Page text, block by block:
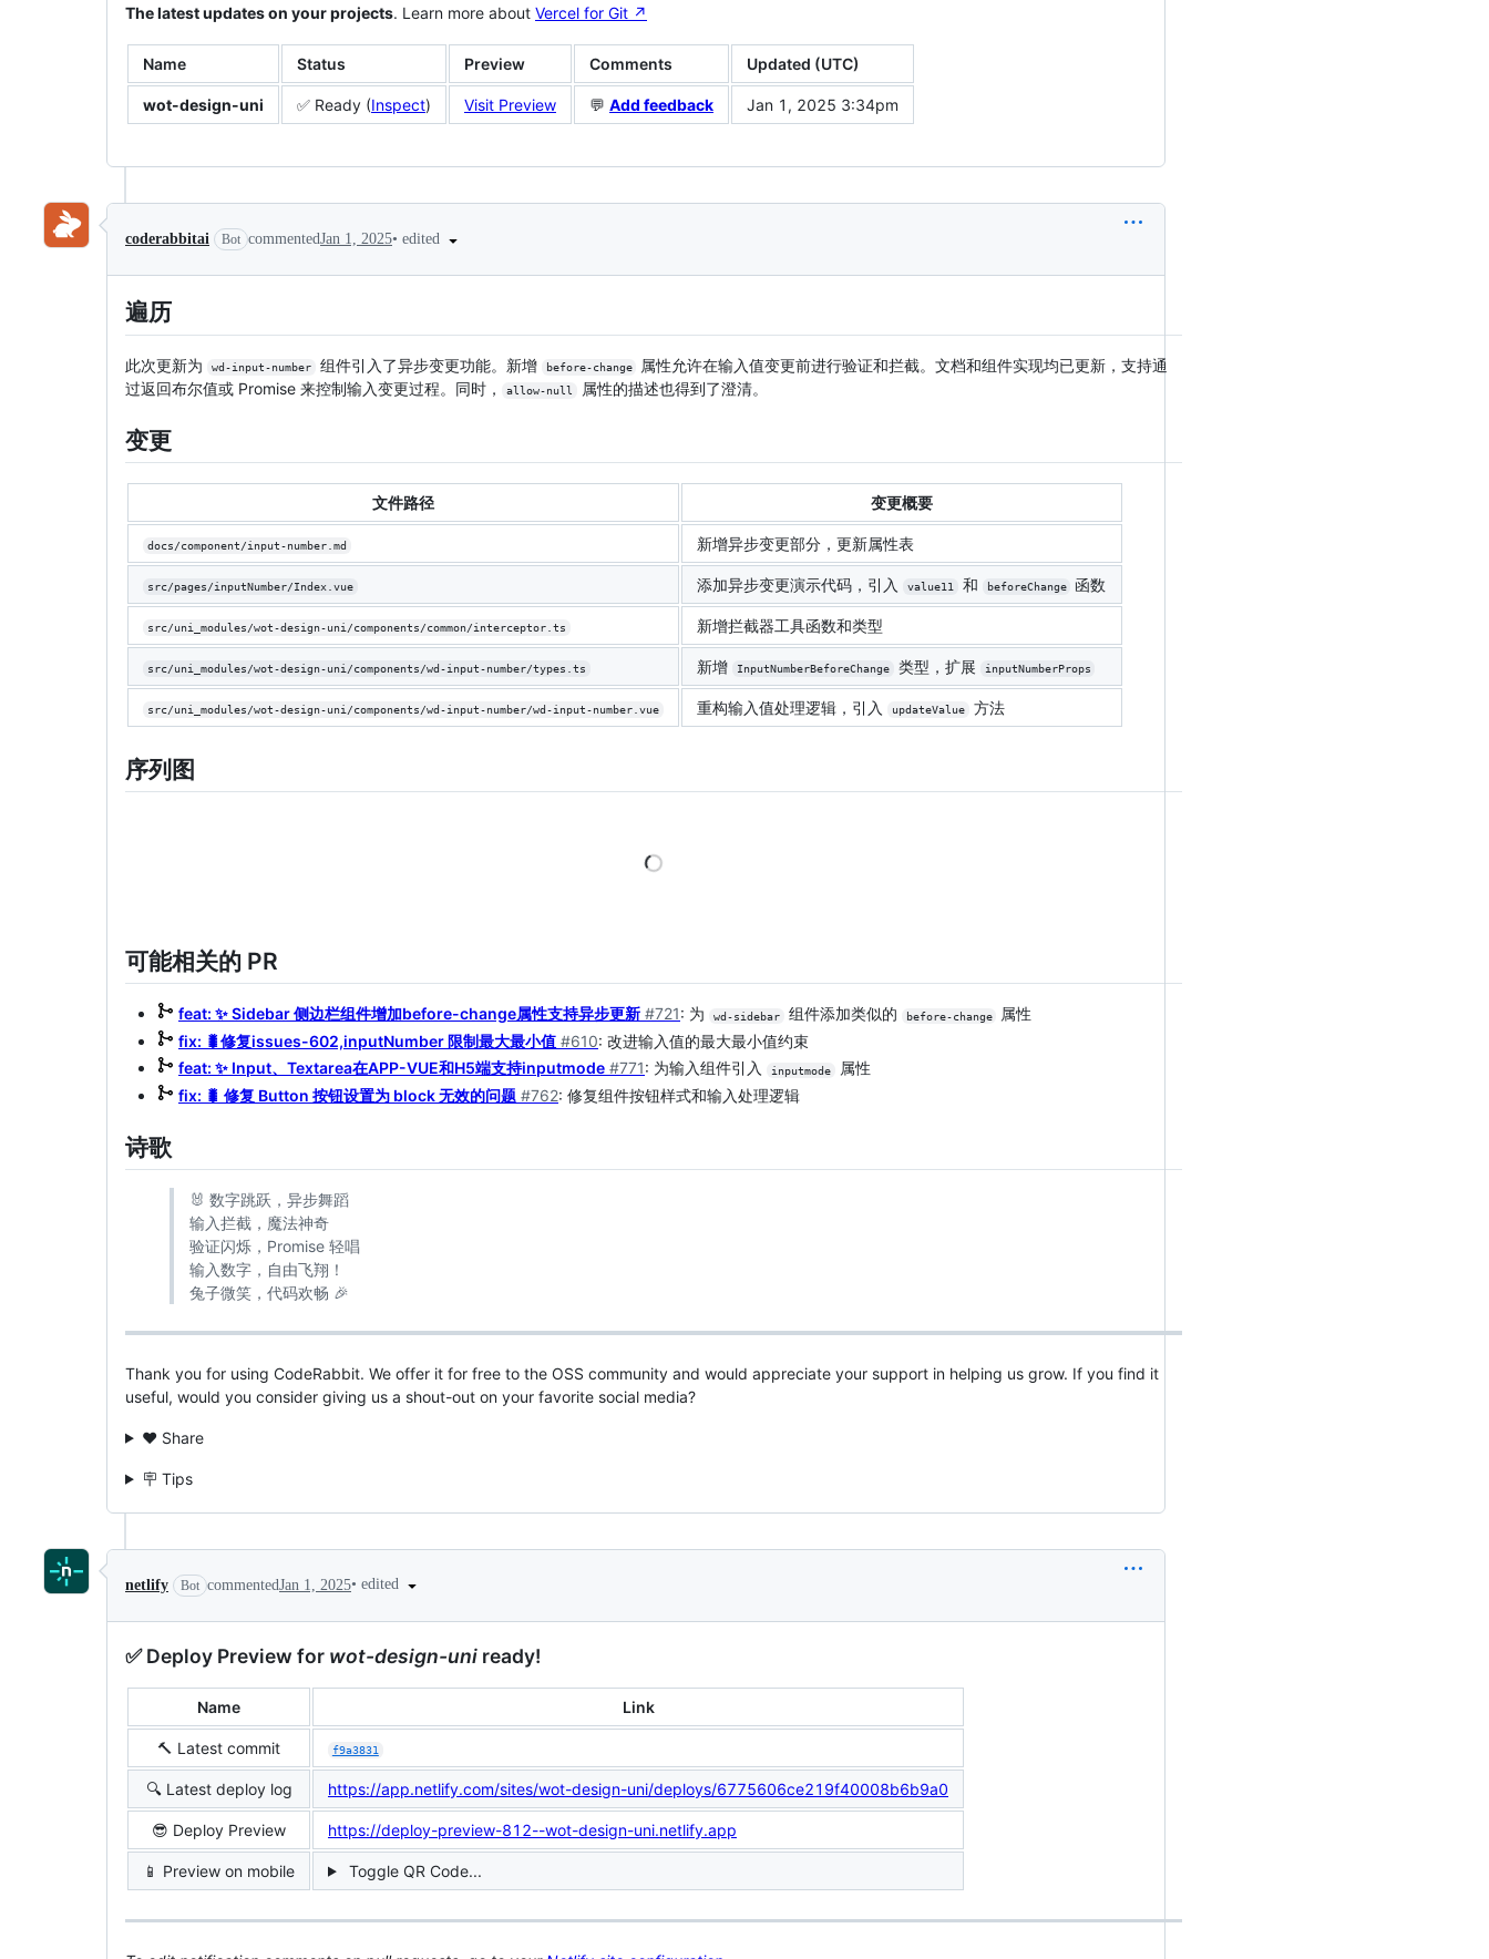
The latest updates on your projects. Learn more about Vercel for Git ↗︎
Name Status Preview Comments Updated (UTC)
wot-design-uni ✅ Ready (Inspect) Visit Preview 💬 Add feedback Jan 1, 2025 3:34pm
coderabbitai Bot commentedJan 1, 2025• edited
遍历
此次更新为 wd-input-number 组件引入了异步变更功能。新增 before-change
属性允许在输入值变更前进行验证和拦截。文档和组件实现均已更新，支持通
过返回布尔值或 Promise 来控制输入变更过程。同时，
allow-null 属性的描述也得到了澄清。
变更
文件路径 变更概要
docs/component/input-number.md 新增异步变更部分，更新属性表
src/pages/inputNumber/Index.vue 添加异步变更演示代码，引入 value11 和 beforeChange 函数
src/uni_modules/wot-design-uni/components/common/interceptor.ts 新增拦截器工具函数和类型
src/uni_modules/wot-design-uni/components/wd-input-number/types.ts 新增 InputNumberBeforeChange 类型，扩展 inputNumberProps
src/uni_modules/wot-design-uni/components/wd-input-number/wd-input-number.vue 重构输入值处理逻辑，引入 updateValue 方法
序列图
可能相关的 PR
feat: ✨ Sidebar 侧边栏组件增加before-change属性支持异步更新 #721: 为 wd-sidebar 组件添加类似的 before-change
属性
fix: 🐛修复issues-602,inputNumber 限制最大最小值 #610: 改进输入值的最大最小值约束
feat: ✨ Input、Textarea在APP-VUE和H5端支持inputmode #771: 为输入组件引入 inputmode
属性
fix: 🐛 修复 Button 按钮设置为 block 无效的问题 #762: 修复组件按钮样式和输入处理逻辑
诗歌
🐰 数字跳跃，异步舞蹈
输入拦截，魔法神奇
验证闪烁，Promise 轻唱
输入数字，自由飞翔！
兔子微笑，代码欢畅 🎉
Thank you for using CodeRabbit. We offer it for free to the OSS community and would appreciate your support in helping us grow. If you find it
useful, would you consider giving us a shout-out on your favorite social media?
❤️ Share
🪧 Tips
netlify Bot commentedJan 1, 2025• edited
✅Deploy Preview for wot-design-uni ready!
Name Link
🔨 Latest commit f9a3831
🔍Latest deploy log https://app.netlify.com/sites/wot-design-uni/deploys/6775606ce219f40008b6b9a0
😎 Deploy Preview https://deploy-preview-812--wot-design-uni.netlify.app
📱 Preview on mobile Toggle QR Code...